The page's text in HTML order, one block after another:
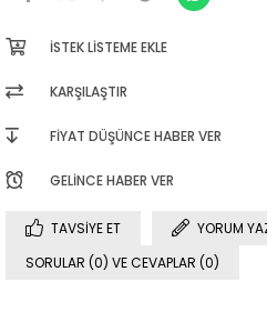
İSTEK LISTEME EKLE
KARŞILAŞTIR
FIYAT DÜŞÜNCE HABER VER
GELINCE HABER VER
TAVSIYE ET
YORUM
SORULAR (0) VE CEVAPLAR (0)